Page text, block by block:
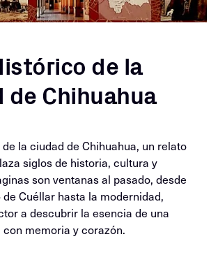
de la
de Chihuahua
la ciudad de Chihuahua, un relato
siglos de historia, cultura y
son ventanas al pasado, desde
Cuéllar hasta la modernidad,
a descubrir la esencia de una
memoria y corazón.